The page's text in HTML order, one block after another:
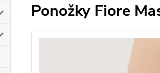
Ponožky Fiore